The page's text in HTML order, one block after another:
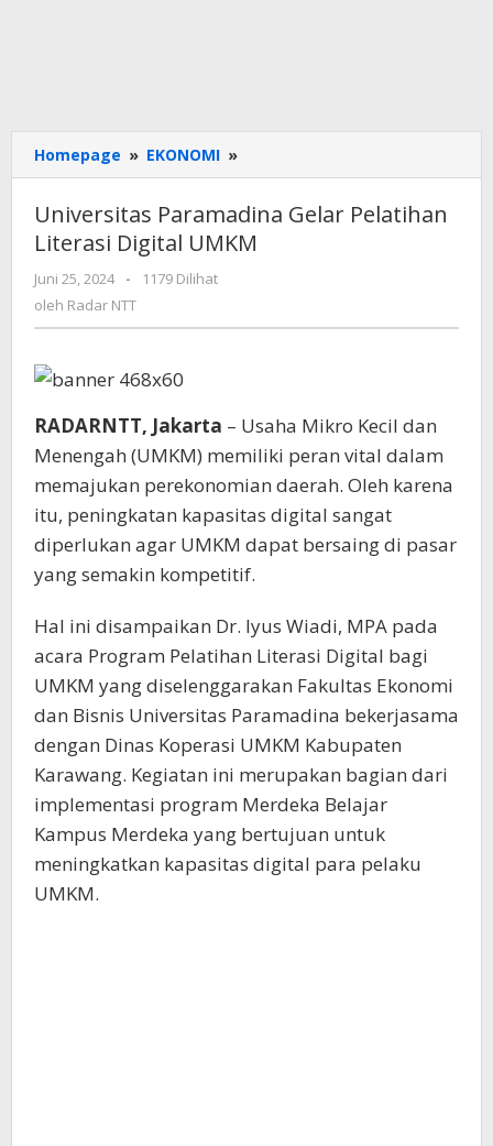
Homepage » EKONOMI »
Paramadina
Pelatihan
Literasi
Universitas Paramadina Gelar Pelatihan
Literasi Digital UMKM
Juni 25, 2024
oleh
Radar
-
1179 Dilihat
oleh Radar NTT
RADARNTT, Jakarta – Usaha Mikro Kecil dan
Menengah (UMKM) memiliki peran vital dalam
memajukan perekonomian daerah. Oleh karena
itu, peningkatan kapasitas digital sangat
diperlukan agar UMKM dapat bersaing di pasar
yang semakin kompetitif.
Hal ini disampaikan Dr. Iyus Wiadi, MPA pada
acara Program Pelatihan Literasi Digital bagi
UMKM yang diselenggarakan Fakultas Ekonomi
dan Bisnis Universitas Paramadina bekerjasama
dengan Dinas Koperasi UMKM Kabupaten
Karawang. Kegiatan ini merupakan bagian dari
implementasi program Merdeka Belajar
Kampus Merdeka yang bertujuan untuk
meningkatkan kapasitas digital para pelaku
UMKM.